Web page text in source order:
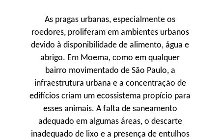
As pragas urbanas, especialmente os
roedores, proliferam em ambientes urbanos
devido à disponibilidade de alimento, água e
abrigo. Em Moema, como em qualquer
bairro movimentado de São Paulo, a
infraestrutura urbana e a concentração de
edifícios criam um ecossistema propício para
esses animais. A falta de saneamento
adequado em algumas áreas, o descarte
inadequado de lixo e a presença de entulhos